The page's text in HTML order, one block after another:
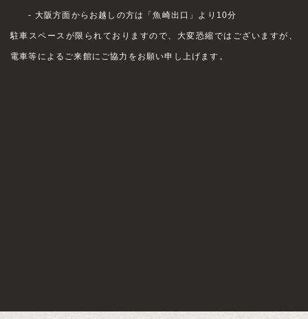
- 大阪方面からお越しの方は「魚崎出口」より10分
駐車スペースが限られておりますので、大変恐縮ではございますが、
電車等によるご来館にご協力をお願い申し上げます。